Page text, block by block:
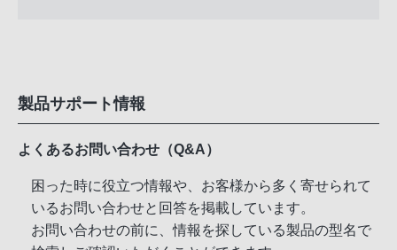
製品サポート情報
よくあるお問い合わせ（Q&A）
困った時に役立つ情報や、お客様から多く寄せられて
いるお問い合わせと回答を掲載しています。
お問い合わせの前に、情報を探している製品の型名で